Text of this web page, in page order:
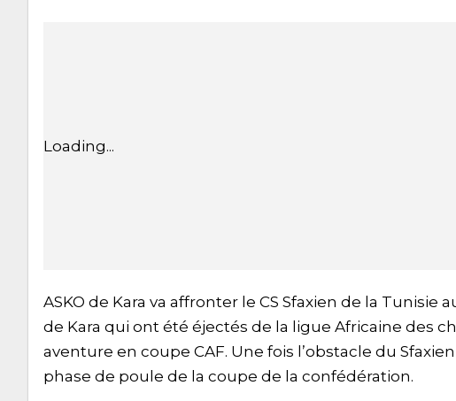
Loading...
ASKO de Kara va affronter le CS Sfaxien de la
de Kara qui ont été éjectés de la ligue Africaine des
aventure en coupe CAF. Une fois l’obstacle du
phase de poule de la coupe de la confédération.